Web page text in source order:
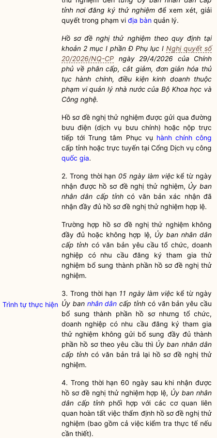
Trình tự thực hiện
tỉnh nơi đăng ký thử nghiệm để xem xét, giải
quyết trong phạm vi địa bàn quản lý.
Hồ sơđề nghị thử nghiệm theo quy định tại
khoản 2 mục I phần Đ Phụ lục I Nghị quyết số
20/2026/NQ-CP ngày
29/4/2026 của Chính
phủ về phân cấp, cắt giảm, đơn giản hóa thủ
tục hành chính, điều kiện kinh doanhthuộc
phạm viquản lý nhà nướccủa Bộ Khoa học và
Công nghệ.
Hồ sơđề nghị thử nghiệm được gửi qua đường
bưu điện (dịch vụ bưu chính) hoặc nộp trực
tiếp tới Trung tâm Phục vụ hành chính công
cấp tỉnh hoặc trực tuyến tại Cổng Dịch vụ công
quốc gia.
2. Trong thời hạn 05 ngày làm việc kể từ ngày
nhận được hồ sơđề nghị thử nghiệm, Ủy ban
nhân dân cấp tỉnhcó văn bản xác nhận đã
nhận đầy đủ hồ sơđề nghị thử nghiệm hợp lệ.
Trường hợp hồ sơđề nghị thử nghiệm không
đầy đủ hoặc không hợp lệ, Ủy ban nhân dân
cấp tỉnh có văn bản yêu cầu tổ chức, doanh
nghiệp có nhu cầu đăng ký tham gia thử
nghiệm bổ sung thành phần hồ sơđề nghị thử
nghiệm.
3. Trong thời hạn 11 ngày làm việc kể từ ngày
Ủy ban nhân dân cấp tỉnh có văn bản yêu cầu
bổ sung thành phần hồ sơnhưng tổ chức,
doanh nghiệp có nhu cầu đăng ký tham gia
thử nghiệm không gửi bổ sung đầy đủ thành
phần hồ sơtheo yêu cầu thì Ủy ban nhân dân
cấp tỉnh có văn bản trả lại hồ sơđề nghị thử
nghiệm.
4. Trong thời hạn 60 ngày sau khi nhận được
hồ sơđề nghị thử nghiệm hợp lệ, Ủy ban nhân
dân cấp tỉnh phối hợp với các cơ quan liên
quan hoàn tất việc thẩm định hồ sơđề nghị thử
nghiệm (bao gồm cả việc kiểm tra thực tế nếu
cần thiết).